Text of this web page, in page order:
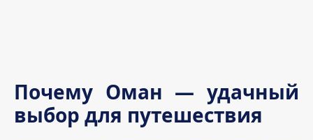
Почему Оман — удачный
выбор для путешествия